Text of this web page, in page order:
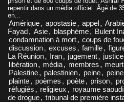
repentir dans un média officiel. Âgé de
en...
Amérique, apostasie, appel,
Fayad, Asie, blasphème, Bulent
condamnation à mort, coups de
discussion, excuses , famille,
La Réunion, Iran, jugement, justice
libération, média, membres ,
Palestine, palestinien, peine,
plainte, poèmes , poète, prison,
réfugiés , religieux , royaume
de drogue, tribunal de première